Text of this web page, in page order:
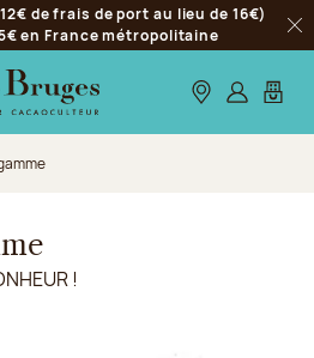
de frais de port au lieu de 16€)
en France métropolitaine
Nos boutiques
S’identifier
Mon
!